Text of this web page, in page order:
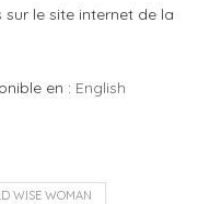
sur le site internet de la
en : English
WISE WOMAN